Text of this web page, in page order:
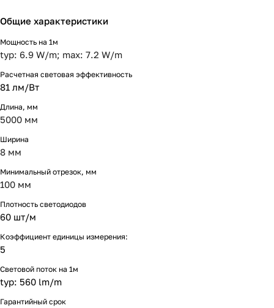
Общие характеристики
Мощность на 1м
typ: 6.9 W/m; max: 7.2 W/m
Расчетная световая эффективность
81 лм/Вт
Длина, мм
5000 мм
Ширина
8 мм
Минимальный отрезок, мм
100 мм
Плотность светодиодов
60 шт/м
Коэффициент единицы измерения:
5
Световой поток на 1м
typ: 560 lm/m
Гарантийный срок